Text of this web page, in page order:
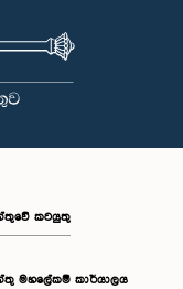
කටයුතු
මහලේකම් කාර්යාලය